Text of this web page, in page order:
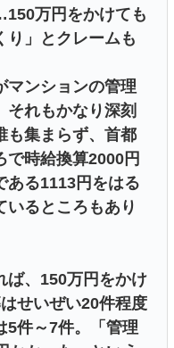
万円をかけても
り」とクレームも
マンションの管理
それもかなり深刻
も集まらず、首都
で時給換算2000円
ある1113円をはる
いるところもあり
ば、150万円をかけ
せいぜい20件程度
5件～7件。「管理